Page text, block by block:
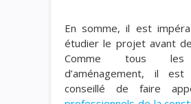
En somme, il est
étudier le projet avant
Comme tous les
d’aménagement, il
conseillé de faire